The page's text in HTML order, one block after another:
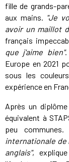
fille de grands-
aux mains. "Je
avoir un maillot
français
que j'aime bien".
Europe en 2021
sous les
expérience en
Après un
équivalent à
peu communes.
internationale de
anglais",